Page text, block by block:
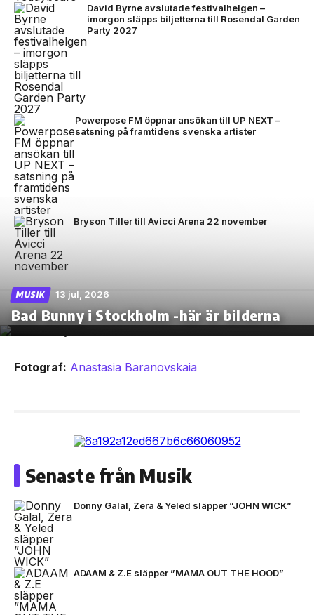
David Byrne avslutade festivalhelgen –
imorgon släpps biljetterna till Rosendal Garden
Party 2027
Powerpose FM öppnar ansökan till UP NEXT –
satsning på framtidens svenska artister
Bryson Tiller till Avicci Arena 22 november
MUSIK 13 jul, 2026
Bad Bunny i Stockholm -här är bilderna
Fotograf: Anastasia Baranovskaia
Senaste från Musik
Donny Galal, Zera & Yeled släpper ”JOHN WICK”
ADAAM & Z.E släpper ”MAMA OUT THE HOOD”